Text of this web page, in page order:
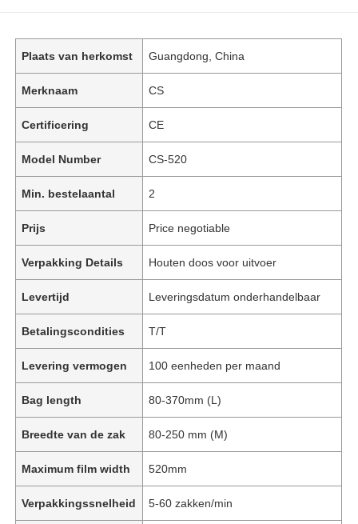
Plaats van herkomst Guangdong, China
Merknaam CS
Certificering CE
Model Number CS-520
Min. bestelaantal 2
Prijs Price negotiable
Verpakking Details Houten doos voor uitvoer
Levertijd Leveringsdatum onderhandelbaar
Betalingscondities T/T
Levering vermogen 100 eenheden per maand
Bag length 80-370mm (L)
Breedte van de zak 80-250 mm (M)
Maximum film width 520mm
Verpakkingssnelheid 5-60 zakken/min